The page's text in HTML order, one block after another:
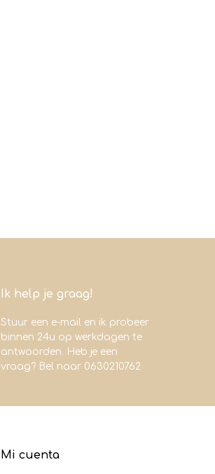
Ik help je graag!
Stuur een e-mail en ik probeer
binnen 24u op werkdagen te
antwoorden. Heb je een
vraag? Bel naar 0630210762
Mi cuenta